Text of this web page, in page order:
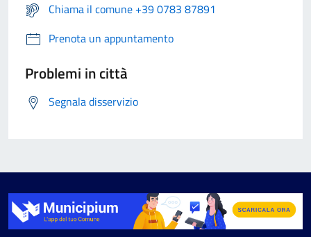
Chiama il comune +39 0783 87891
Prenota un appuntamento
Problemi in città
Segnala disservizio